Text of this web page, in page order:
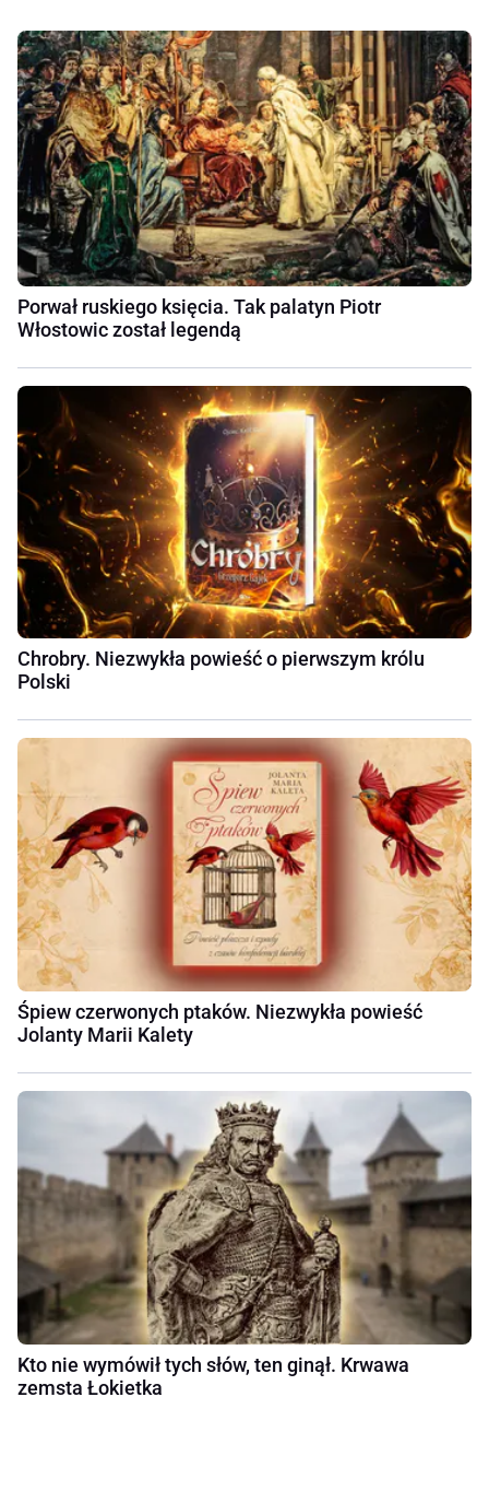
Porwał ruskiego księcia. Tak palatyn Piotr
Włostowic został legendą
Chrobry. Niezwykła powieść o pierwszym królu
Polski
Śpiew czerwonych ptaków. Niezwykła powieść
Jolanty Marii Kalety
Kto nie wymówił tych słów, ten ginął. Krwawa
zemsta Łokietka